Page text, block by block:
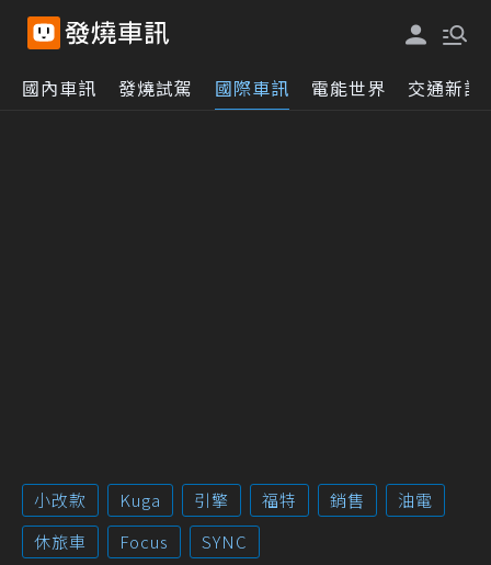
國內車訊 發燒試駕 國際車訊 電能世界 交通新訊
小改款 Kuga 引擎 福特 銷售
油電
休旅車
Focus SYNC